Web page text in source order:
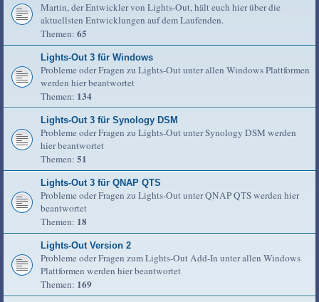
Martin, der Entwickler von Lights-Out, hält euch hier über die
aktuellsten Entwicklungen auf dem Laufenden.
Themen: 65
Lights-Out 3 für Windows
Probleme oder Fragen zu Lights-Out unter allen Windows Plattformen
werden hier beantwortet
Themen: 134
Lights-Out 3 für Synology DSM
Probleme oder Fragen zu Lights-Out unter Synology DSM werden
hier beantwortet
Themen: 51
Lights-Out 3 für QNAP QTS
Probleme oder Fragen zu Lights-Out unter QNAP QTS werden hier
beantwortet
Themen: 18
Lights-Out Version 2
Probleme oder Fragen zum Lights-Out Add-In unter allen Windows
Plattformen werden hier beantwortet
Themen: 169